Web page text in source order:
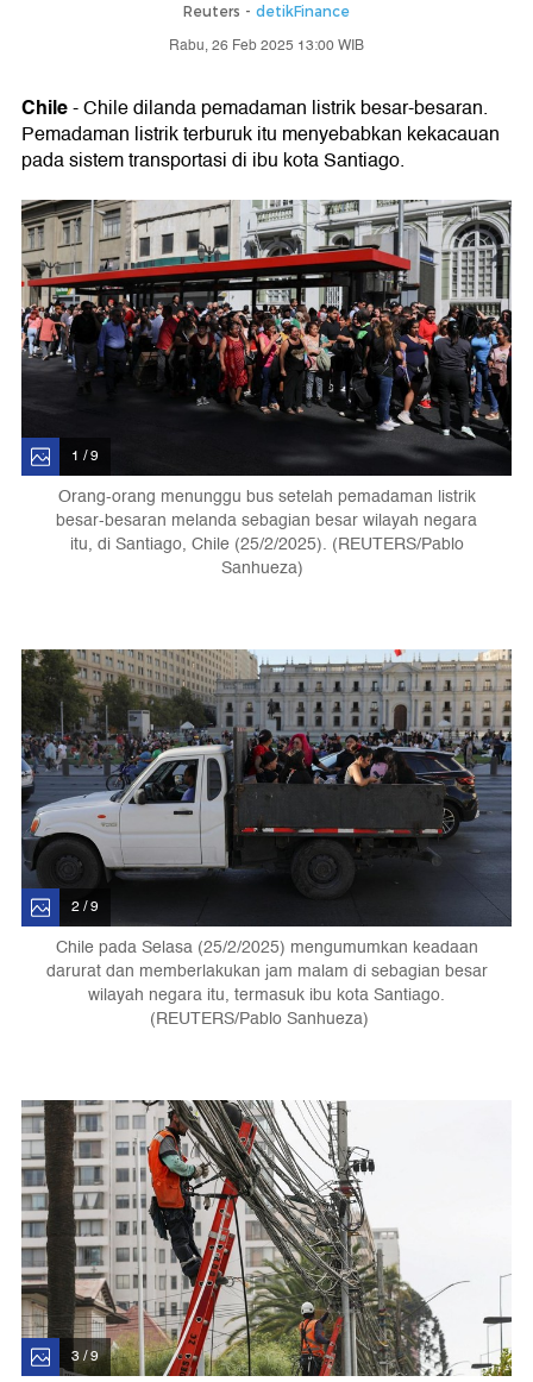
Reuters - detikFinance
Rabu, 26 Feb 2025 13:00 WIB
Chile- Chile dilanda pemadaman listrik besar-besaran.
Pemadaman listrik terburuk itu menyebabkan kekacauan
pada sistem transportasi di ibu kota Santiago.
1 / 9
Orang-orang menunggu bus setelah pemadaman listrik
besar-besaran melanda sebagian besar wilayah negara
itu, di Santiago, Chile (25/2/2025). (REUTERS/Pablo
Sanhueza)
2 / 9
Chile pada Selasa (25/2/2025) mengumumkan keadaan
darurat dan memberlakukan jam malam di sebagian besar
wilayah negara itu, termasuk ibu kota Santiago.
(REUTERS/Pablo Sanhueza)
3 / 9